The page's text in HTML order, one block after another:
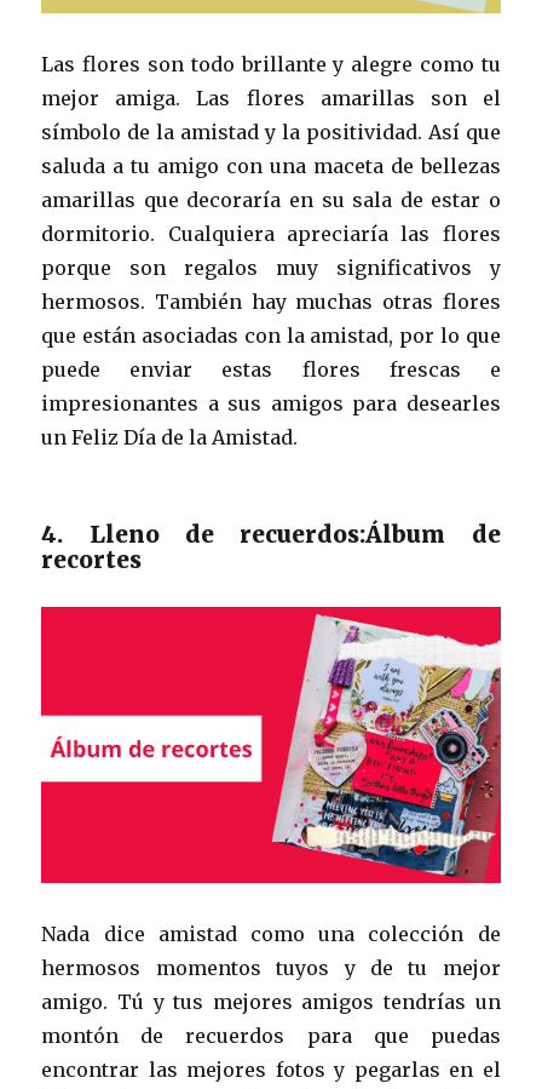
Las flores son todo brillante y alegre como tu
mejor amiga. Las flores amarillas son el
símbolo de la amistad y la positividad. Así que
saluda a tu amigo con una maceta de bellezas
amarillas que decoraría en su sala de estar o
dormitorio. Cualquiera apreciaría las flores
porque son regalos muy significativos y
hermosos. También hay muchas otras flores
que están asociadas con la amistad, por lo que
puede enviar estas flores frescas e
impresionantes a sus amigos para desearles
un Feliz Día de la Amistad.
4. Lleno de recuerdos:Álbum de
recortes
Nada dice amistad como una colección de
hermosos momentos tuyos y de tu mejor
amigo. Tú y tus mejores amigos tendrías un
montón de recuerdos para que puedas
encontrar las mejores fotos y pegarlas en el